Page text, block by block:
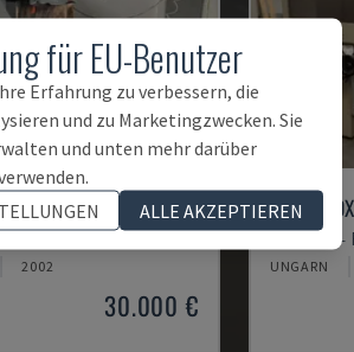
- FLACHSCHLEIFMASCHINE
2002
30.000 €
ACC84 DX
OKAMOTO -
UNGARN
für EU-Benutzer
Erfahrung zu verbessern, die
und zu Marketingzwecken. Sie
und unten mehr darüber
ALLE AKZEPTIEREN